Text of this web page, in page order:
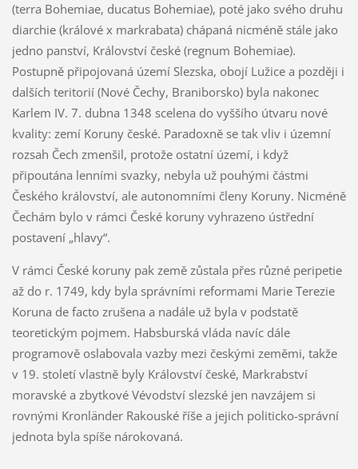
(terra Bohemiae, ducatus Bohemiae), poté jako svého druhu
diarchie (králové x markrabata) chápaná nicméně stále jako
jedno panství, Království české (regnum Bohemiae).
Postupně připojovaná území Slezska, obojí Lužice a později i
dalších teritorií (Nové Čechy, Braniborsko) byla nakonec
Karlem IV. 7. dubna 1348 scelena do vyššího útvaru nové
kvality: zemí Koruny české. Paradoxně se tak vliv i územní
rozsah Čech zmenšil, protože ostatní území, i když
připoutána lenními svazky, nebyla už pouhými částmi
Českého království, ale autonomními členy Koruny. Nicméně
Čechám bylo v rámci České koruny vyhrazeno ústřední
postavení „hlavy“.
V rámci České koruny pak země zůstala přes různé peripetie
až do r. 1749, kdy byla správními reformami Marie Terezie
Koruna de facto zrušena a nadále už byla v podstatě
teoretickým pojmem. Habsburská vláda navíc dále
programově oslabovala vazby mezi českými zeměmi, takže
v 19. století vlastně byly Království české, Markrabství
moravské a zbytkové Vévodství slezské jen navzájem si
rovnými Kronländer Rakouské říše a jejich politicko-správní
jednota byla spíše nárokovaná.